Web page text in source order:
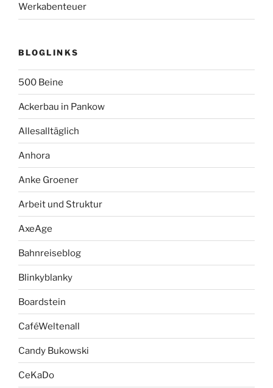
Werkabenteuer
BLOGLINKS
500 Beine
Ackerbau in Pankow
Allesalltäglich
Anhora
Anke Groener
Arbeit und Struktur
AxeAge
Bahnreiseblog
Blinkyblanky
Boardstein
CaféWeltenall
Candy Bukowski
CeKaDo